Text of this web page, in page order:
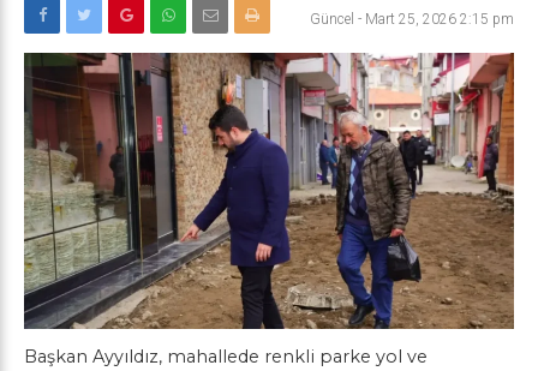
Güncel - Mart 25, 2026 2:15 pm
Başkan Ayyıldız, mahallede renkli parke yol ve